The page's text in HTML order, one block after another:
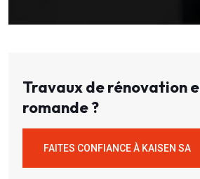
Travaux de rénovation
romande ?
FAITES CONFIANCE À KAISEN SA